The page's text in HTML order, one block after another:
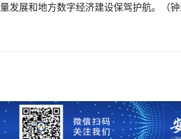
量发展和地方数字经济建设保驾护航。（